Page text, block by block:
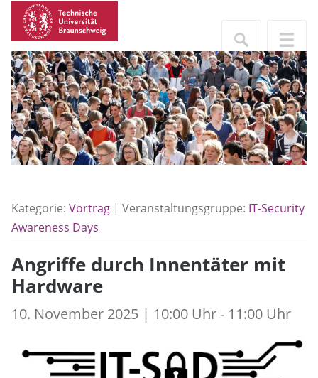
Kategorie: Vortrag | Veranstaltungsgruppe: IT-Security
Awareness Days
Angriffe durch Innentäter mit
Hardware
10. November 2025 | 10:00 Uhr - 11:00 Uhr